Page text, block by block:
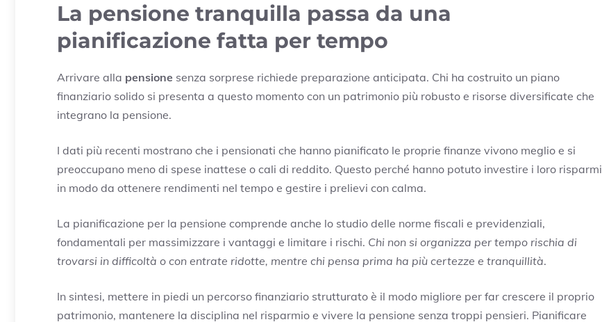
La pensione tranquilla passa da una
pianificazione fatta per tempo
Arrivare alla pensione senza sorprese richiede preparazione anticipata. Chi ha costruito un piano
finanziario solido si presenta a questo momento con un patrimonio più robusto e risorse diversificate che
integrano la pensione.
I dati più recenti mostrano che i pensionati che hanno pianificato le proprie finanze vivono meglio e si
preoccupano meno di spese inattese o cali di reddito. Questo perché hanno potuto investire i loro risparmi
in modo da ottenere rendimenti nel tempo e gestire i prelievi con calma.
La pianificazione per la pensione comprende anche lo studio delle norme fiscali e previdenziali,
fondamentali per massimizzare i vantaggi e limitare i rischi. Chi non si organizza per tempo rischia di
trovarsi in difficoltà o con entrate ridotte, mentre chi pensa prima ha più certezze e tranquillità.
In sintesi, mettere in piedi un percorso finanziario strutturato è il modo migliore per far crescere il proprio
patrimonio, mantenere la disciplina nel risparmio e vivere la pensione senza troppi pensieri. Pianificare